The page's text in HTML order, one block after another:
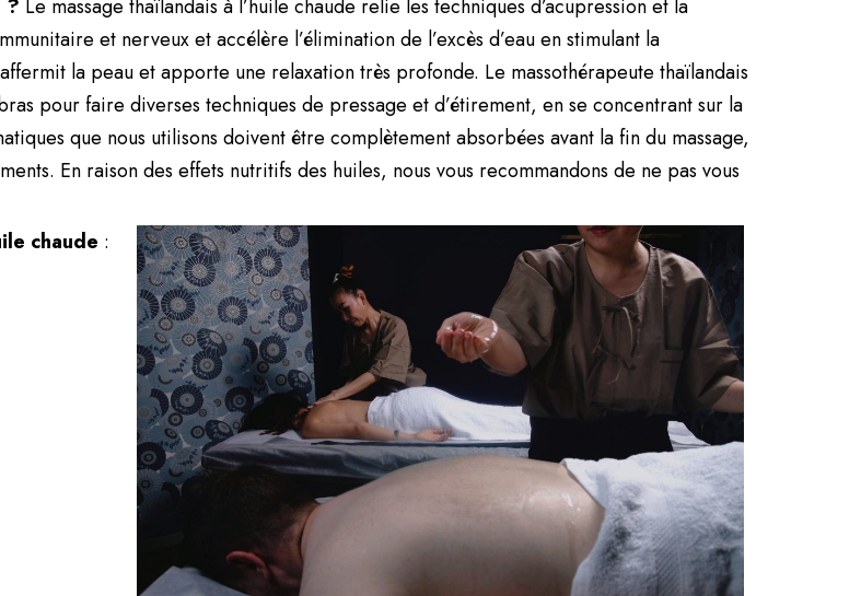
? Le massage thaïlandais à l’huile chaude relie les techniques d’acupression et la
et nerveux et accélère l’élimination de l’excès d’eau en stimulant la
la peau et apporte une relaxation très profonde. Le massothérapeute thaïlandais
pour faire diverses techniques de pressage et d’étirement, en se concentrant sur la
que nous utilisons doivent être complètement absorbées avant la fin du massage,
En raison des effets nutritifs des huiles, nous vous recommandons de ne pas vous
chaude :